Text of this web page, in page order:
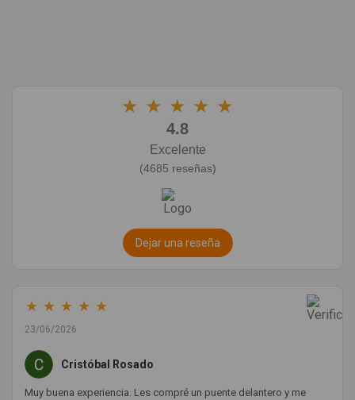
★ ★ ★ ★ ★
4.8
Excelente
(4685 reseñas)
Dejar una reseña
★ ★ ★ ★ ★
23/06/2026
Cristóbal Rosado
Muy buena experiencia. Les compré un puente delantero y me